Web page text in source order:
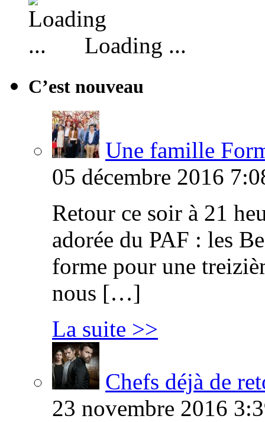
Loading ...
C’est nouveau
Une famille
05 décembre 2016
Retour ce soir à 21
adorée du PAF : les
forme pour une
nous […]
La suite >>
Chefs déjà de
23 novembre 2016